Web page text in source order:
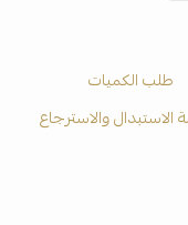
طلب الكميات
الاستبدال والاسترجاع